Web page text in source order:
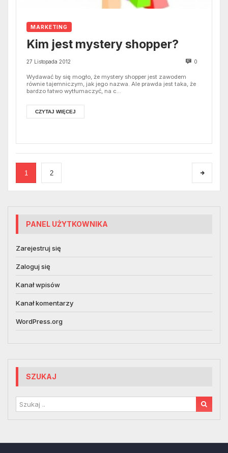
MARKETING
Kim jest mystery shopper?
27 Listopada 2012 0
Wydawać by się mogło, że mystery shopper jest zawodem
równie tajemniczym, jak jego nazwa. Ale prawda jest taka, że
bardzo łatwo wytłumaczyć, na c...
CZYTAJ WIĘCEJ
1 2
PANEL UŻYTKOWNIKA
Zarejestruj się
Zaloguj się
Kanał wpisów
Kanał komentarzy
WordPress.org
SZUKAJ